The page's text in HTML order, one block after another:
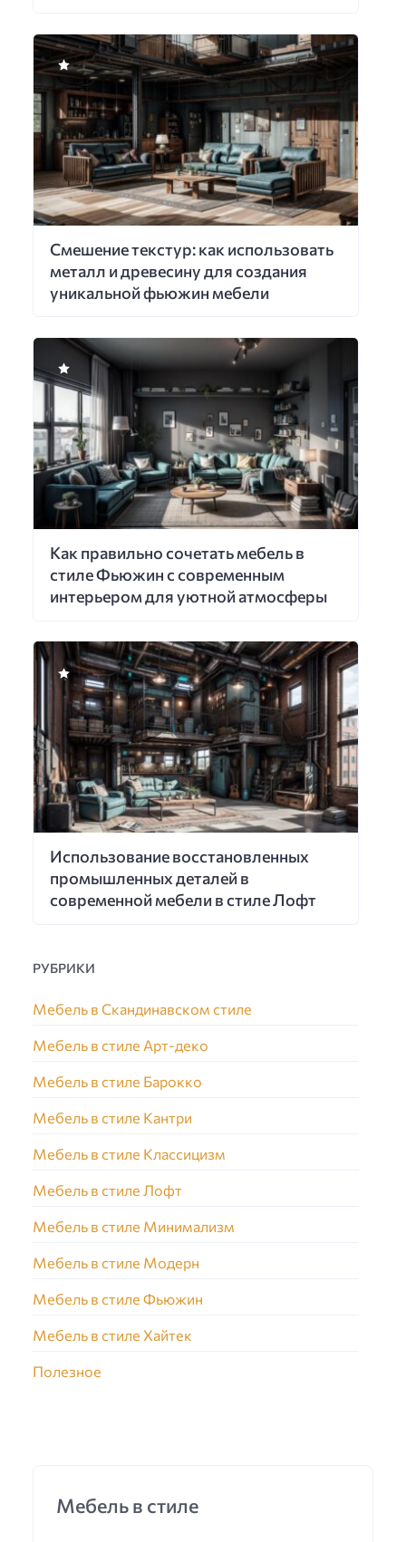
Смешение текстур: как использовать
металл и древесину для создания
уникальной фьюжин мебели
Как правильно сочетать мебель в
стиле Фьюжин с современным
интерьером для уютной атмосферы
Использование восстановленных
промышленных деталей в
современной мебели в стиле Лофт
РУБРИКИ
Мебель в Скандинавском стиле
Мебель в стиле Арт-деко
Мебель в стиле Барокко
Мебель в стиле Кантри
Мебель в стиле Классицизм
Мебель в стиле Лофт
Мебель в стиле Минимализм
Мебель в стиле Модерн
Мебель в стиле Фьюжин
Мебель в стиле Хайтек
Полезное
Мебель в стиле